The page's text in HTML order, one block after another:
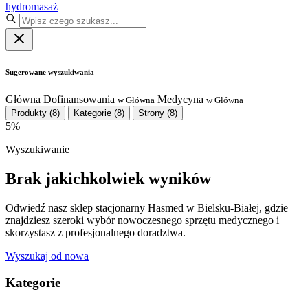
hydromasaż
Sugerowane wyszukiwania
Główna Dofinansowania w Główna Medycyna w Główna
Produkty (8) Kategorie (8) Strony (8)
5%
Wyszukiwanie
Brak jakichkolwiek wyników
Odwiedź nasz sklep stacjonarny Hasmed w Bielsku-Białej, gdzie
znajdziesz szeroki wybór nowoczesnego sprzętu medycznego i
skorzystasz z profesjonalnego doradztwa.
Wyszukaj od nowa
Kategorie